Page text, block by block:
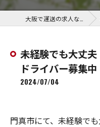
未経験でも大丈
ドライバー募集中
2024/07/04
門真市にて、未経験で